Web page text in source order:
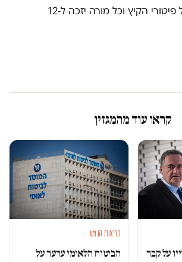
שיבוא הסוף על פיטורי הקיץ וכל מורה יזכה ל-12
קראו עוד מהמגזין
על קבר
בריאות הנפש
הביטוח הלאומי ערער על